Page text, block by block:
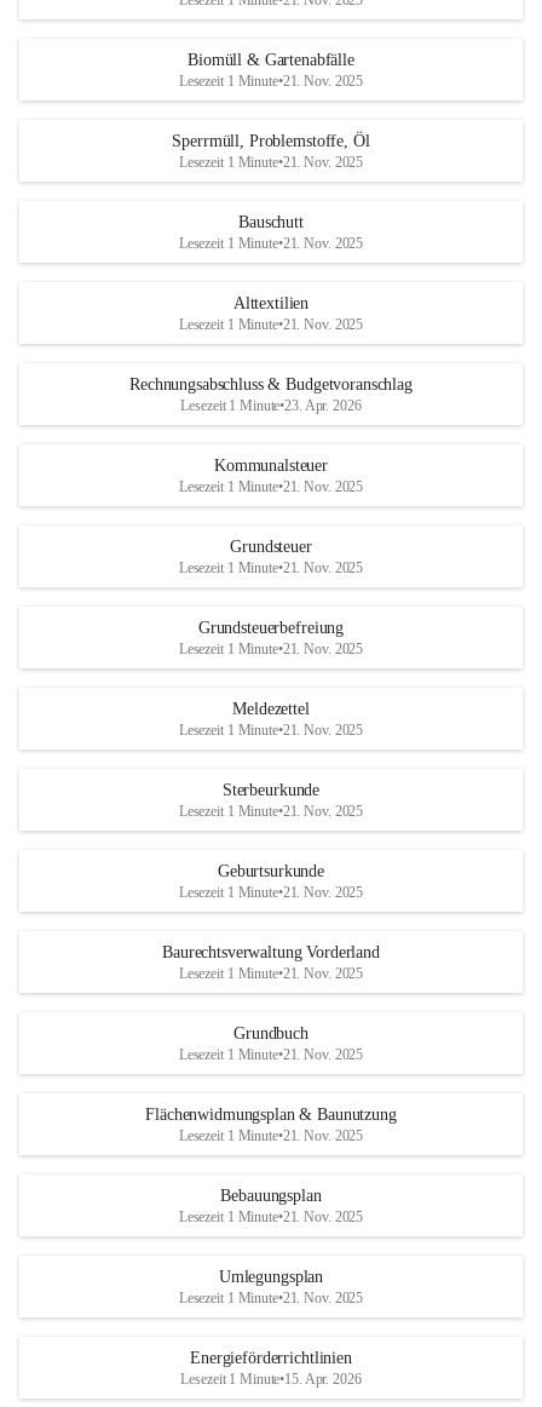
Biomüll & Gartenabfälle
Lesezeit 1 Minute•21. Nov. 2025
Sperrmüll, Problemstoffe, Öl
Lesezeit 1 Minute•21. Nov. 2025
Bauschutt
Lesezeit 1 Minute•21. Nov. 2025
Alttextilien
Lesezeit 1 Minute•21. Nov. 2025
Rechnungsabschluss & Budgetvoranschlag
Lesezeit 1 Minute•23. Apr. 2026
Kommunalsteuer
Lesezeit 1 Minute•21. Nov. 2025
Grundsteuer
Lesezeit 1 Minute•21. Nov. 2025
Grundsteuerbefreiung
Lesezeit 1 Minute•21. Nov. 2025
Meldezettel
Lesezeit 1 Minute•21. Nov. 2025
Sterbeurkunde
Lesezeit 1 Minute•21. Nov. 2025
Geburtsurkunde
Lesezeit 1 Minute•21. Nov. 2025
Baurechtsverwaltung Vorderland
Lesezeit 1 Minute•21. Nov. 2025
Grundbuch
Lesezeit 1 Minute•21. Nov. 2025
Flächenwidmungsplan & Baunutzung
Lesezeit 1 Minute•21. Nov. 2025
Bebauungsplan
Lesezeit 1 Minute•21. Nov. 2025
Umlegungsplan
Lesezeit 1 Minute•21. Nov. 2025
Energieförderrichtlinien
Lesezeit 1 Minute•15. Apr. 2026